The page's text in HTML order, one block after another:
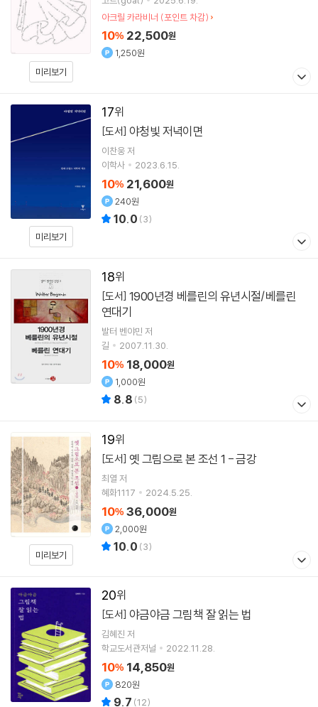
미리보기
아크릴 카라비너 (포인트 차감)
10% 22,500원
1,250원
17
미리보기
[도서] 야청빛 저녁이면
이찬웅저
이학사
2023.6.15.
10% 21,600원
240원
10.0 (3)
18
[도서]
연대기
발터 벤야민 저
길
2007.11.30.
10% 18,000원
1,000원
8.8 (5)
19
미리보기
[도서] 옛 그림으로 본 조선 1 - 금강
최열 저
혜화1117
2024.5.25.
10% 36,000원
2,000원
10.0 (3)
20
[도서] 야금야금 그림책 잘 읽는 법
김혜진 저
학교도서관저널
2022.11.28.
10% 14,850원
820원
9.7 (12)